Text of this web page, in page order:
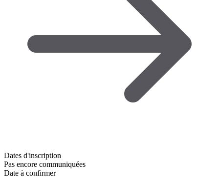
Dates d'inscription
Pas encore communiquées
Date à confirmer